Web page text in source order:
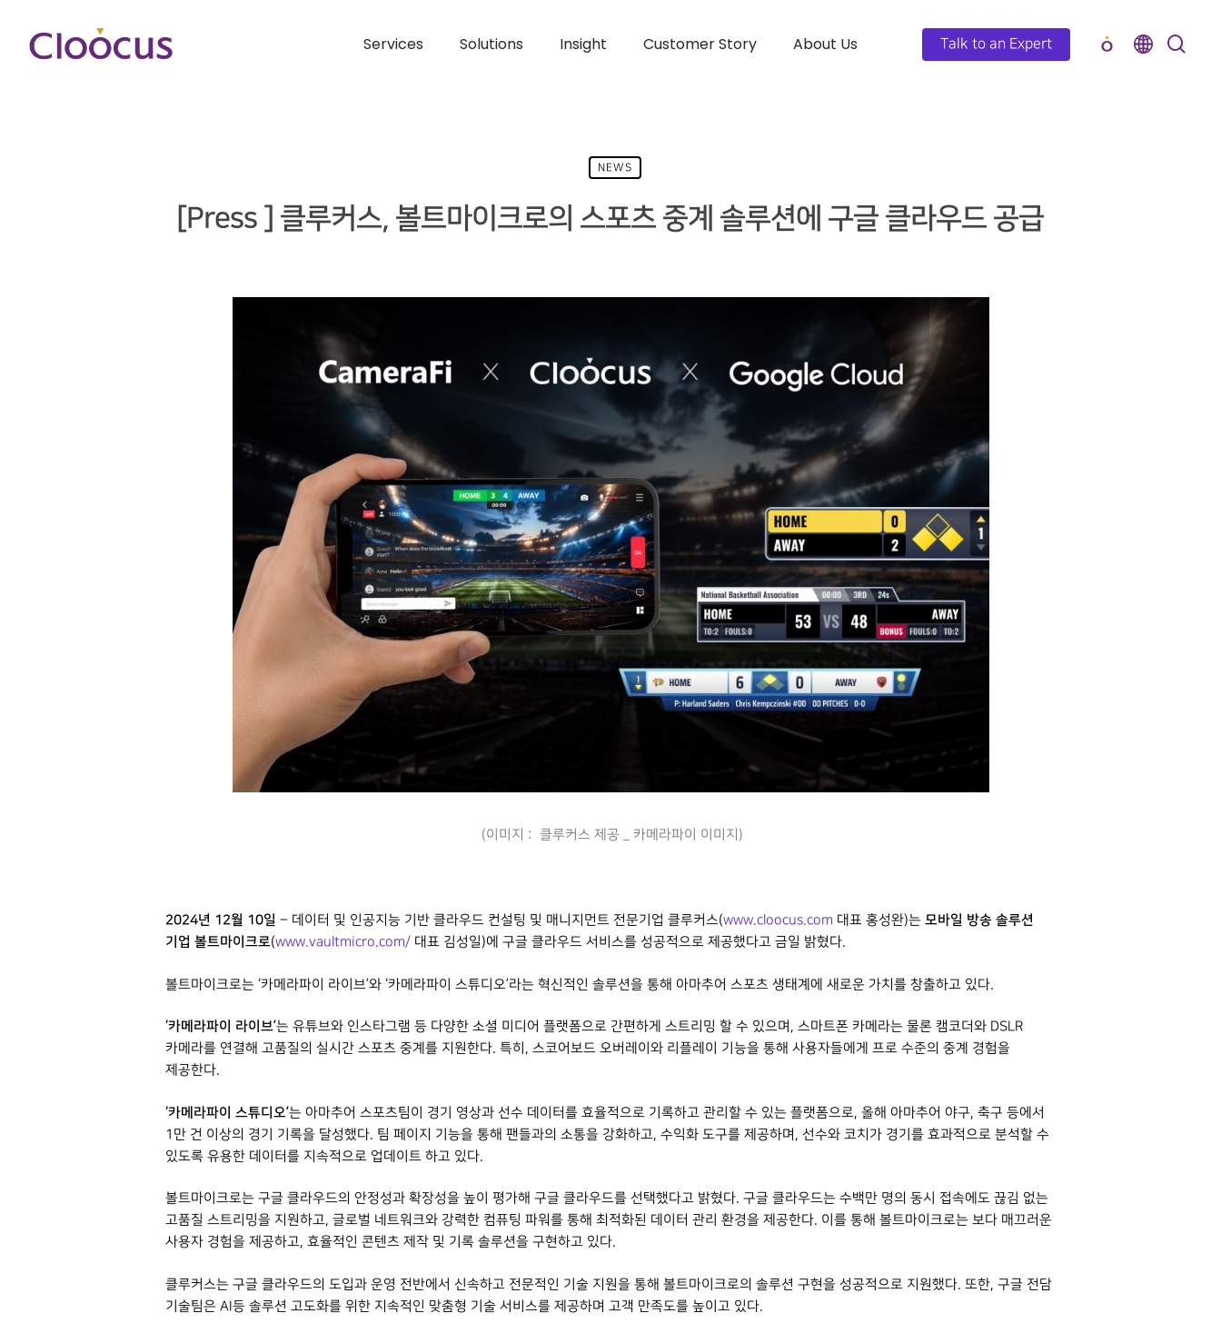
Hit enter to search or ESC to close
Services Solutions Insight Customer Story About Us Talk to an Expert
NEWS
[Press ] 클루커스, 볼트마이크로의 스포츠 중계 솔루션에 구글 클라우드 공급
(이미지 : 클루커스 제공 _ 카메라파이 이미지)
2024년 12월 10일 – 데이터 및 인공지능 기반 클라우드 컨설팅 및 매니지먼트 전문기업 클루커스(www.cloocus.com 대표 홍성완)는 모바일 방송 솔루션
기업 볼트마이크로(www.vaultmicro.com/ 대표 김성일)에 구글 클라우드 서비스를 성공적으로 제공했다고 금일 밝혔다.
볼트마이크로는 ‘카메라파이 라이브’와 ‘카메라파이 스튜디오’라는 혁신적인 솔루션을 통해 아마추어 스포츠 생태계에 새로운 가치를 창출하고 있다.
‘카메라파이 라이브’는 유튜브와 인스타그램 등 다양한 소셜 미디어 플랫폼으로 간편하게 스트리밍 할 수 있으며, 스마트폰 카메라는 물론 캠코더와 DSLR
카메라를 연결해 고품질의 실시간 스포츠 중계를 지원한다. 특히, 스코어보드 오버레이와 리플레이 기능을 통해 사용자들에게 프로 수준의 중계 경험을
제공한다.
‘카메라파이 스튜디오’는 아마추어 스포츠팀이 경기 영상과 선수 데이터를 효율적으로 기록하고 관리할 수 있는 플랫폼으로, 올해 아마추어 야구, 축구 등에서
1만 건 이상의 경기 기록을 달성했다. 팀 페이지 기능을 통해 팬들과의 소통을 강화하고, 수익화 도구를 제공하며, 선수와 코치가 경기를 효과적으로 분석할 수
있도록 유용한 데이터를 지속적으로 업데이트 하고 있다.
볼트마이크로는 구글 클라우드의 안정성과 확장성을 높이 평가해 구글 클라우드를 선택했다고 밝혔다. 구글 클라우드는 수백만 명의 동시 접속에도 끊김 없는
고품질 스트리밍을 지원하고, 글로벌 네트워크와 강력한 컴퓨팅 파워를 통해 최적화된 데이터 관리 환경을 제공한다. 이를 통해 볼트마이크로는 보다 매끄러운
사용자 경험을 제공하고, 효율적인 콘텐츠 제작 및 기록 솔루션을 구현하고 있다.
클루커스는 구글 클라우드의 도입과 운영 전반에서 신속하고 전문적인 기술 지원을 통해 볼트마이크로의 솔루션 구현을 성공적으로 지원했다. 또한, 구글 전담
기술팀은 AI등 솔루션 고도화를 위한 지속적인 맞춤형 기술 서비스를 제공하며 고객 만족도를 높이고 있다.